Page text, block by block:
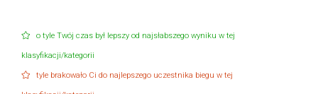
o tyle Twój czas był lepszy od najsłabszego wyniku w tej
klasyfikacji/kategorii
tyle brakowało Ci do najlepszego uczestnika biegu w tej